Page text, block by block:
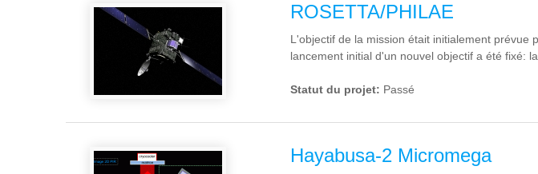
ROSETTA/PHILAE
L'objectif de la mission était initialement prévue
lancement initial d'un nouvel objectif a été fixé:
Statut du projet: Passé
Hayabusa-2 Micromega